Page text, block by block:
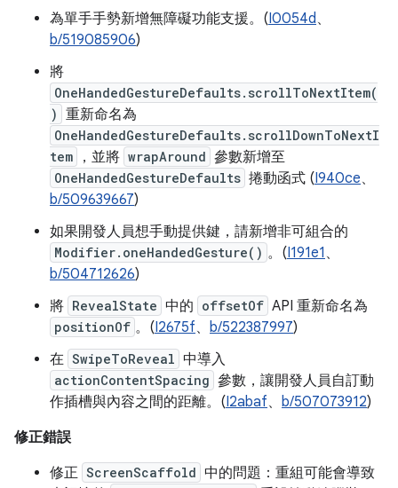
為單手手勢新增無障礙功能支援。(I0054d、
b/519085906)
將
OneHandedGestureDefaults.scrollToNextItem(
) 重新命名為
OneHandedGestureDefaults.scrollDownToNextI
tem
，並將 wrapAround 參數新增至
OneHandedGestureDefaults 捲動函式 (I940ce、
b/509639667)
如果開發人員想手動提供鍵，請新增非可組合的
Modifier.oneHandedGesture() 。(I191e1 、
b/504712626)
將 RevealState 中的 offsetOf API 重新命名為
positionOf 。(I2675f、 b/522387997)
在 SwipeToReveal 中導入
actionContentSpacing 參數，讓開發人員自訂動
作插槽與內容之間的距離。(I2abaf、 b/507073912)
修正錯誤
修正 ScreenScaffold 中的問題：重組可能會導致